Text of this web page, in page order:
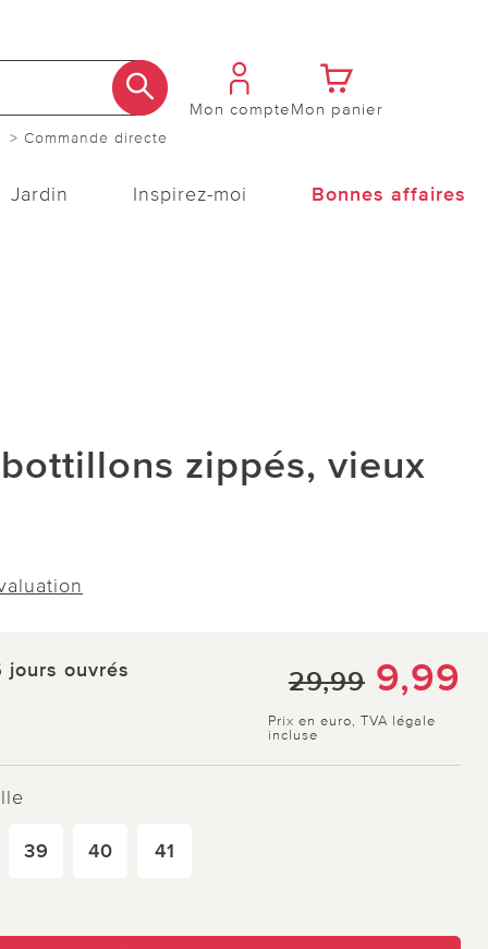
> Commande directe
Mon compteMon panier
Jardin Inspirez-moi Bonnes affaires
zippés, vieux
jours ouvrés 29,99 9,99
Prix en euro, TVA légale
incluse
39 40 41